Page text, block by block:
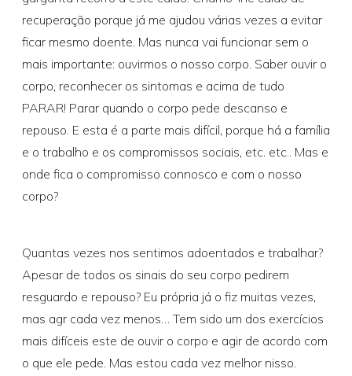
recuperação porque já me ajudou várias vezes a evitar
ficar mesmo doente. Mas nunca vai funcionar sem o
mais importante: ouvirmos o nosso corpo. Saber ouvir o
corpo, reconhecer os sintomas e acima de tudo
PARAR! Parar quando o corpo pede descanso e
repouso. E esta é a parte mais difícil, porque há a família
e o trabalho e os compromissos sociais, etc. etc.. Mas e
onde fica o compromisso connosco e com o nosso
corpo?
Quantas vezes nos sentimos adoentados e trabalhar?
Apesar de todos os sinais do seu corpo pedirem
resguardo e repouso? Eu própria já o fiz muitas vezes,
mas agr cada vez menos… Tem sido um dos exercícios
mais difíceis este de ouvir o corpo e agir de acordo com
o que ele pede. Mas estou cada vez melhor nisso.